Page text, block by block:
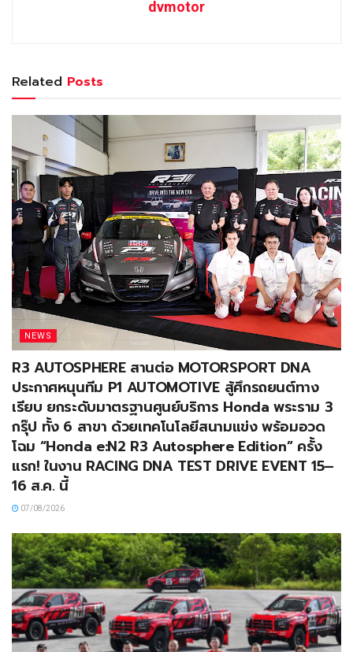
dvmotor
Related Posts
NEWS
R3 AUTOSPHERE สานต่อ MOTORSPORT DNA
ประกาศหนุนทีม P1 AUTOMOTIVE สู้ศึกรถยนต์ทาง
เรียบ ยกระดับมาตรฐานศูนย์บริการ Honda พระราม 3
กรุ๊ป ทั้ง 6 สาขา ด้วยเทคโนโลยีสนามแข่ง พร้อมอวด
โฉม “Honda e:N2 R3 Autosphere Edition” ครั้ง
แรก! ในงาน RACING DNA TEST DRIVE EVENT 15–
16 ส.ค. นี้
07/08/2026